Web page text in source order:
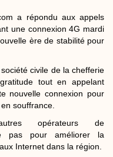
a répondu aux appels
une connexion 4G mardi
ère de stabilité pour
civile de la chefferie
tout en appelant
nouvelle connexion pour
souffrance.
opérateurs de
pas pour améliorer la
Internet dans la région.